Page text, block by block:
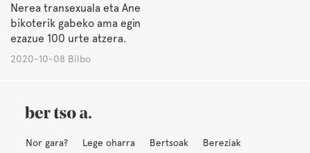
Nerea transexuala eta Ane
bikoterik gabeko ama egin
ezazue 100 urte atzera.
2020-10-08 Bilbo
Nor gara? Lege oharra Bertsoak
Bereziak